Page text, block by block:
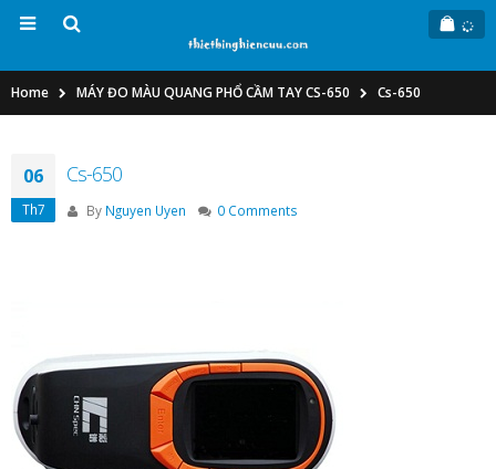
Home MÁY ĐO MÀU QUANG PHỔ CẦM TAY CS-650 Cs-650
06
Th7
Cs-650
By Nguyen Uyen 0 Comments